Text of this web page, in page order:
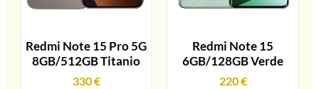
Redmi Note 15 Pro 5G
8GB/512GB Titanio
330€
Redmi Note 15
6GB/128GB Verde
220€